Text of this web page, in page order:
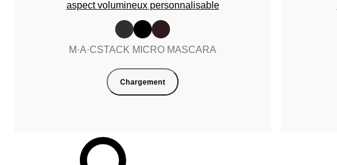
aspect volumineux personnalisable
M·A·CSTACK MICRO MASCARA
Chargement